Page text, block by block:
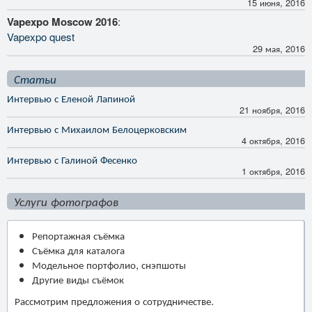
Vapexpo Moscow 2016:
Vapexpo quest
29 мая, 2016
Статьи
Интервью с Еленой Лапиной
21 ноября, 2016
Интервью с Михаилом Белоцерковским
4 октября, 2016
Интервью с Галиной Фесенко
1 октября, 2016
Услуги фотографов
Репортажная съёмка
Съёмка для каталога
Модельное портфолио, снэпшоты
Другие виды съёмок
Рассмотрим предложения о сотрудничестве.